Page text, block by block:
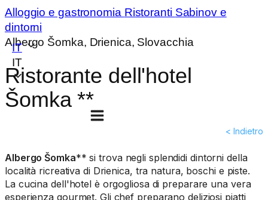
IT
IT
Alloggio e gastronomia Ristoranti Sabinov e
dintorni
Albergo Šomka, Drienica, Slovacchia
Ristorante dell'hotel
Šomka **
< Indietro
Albergo Šomka** si trova negli splendidi dintorni della
località ricreativa di Drienica, tra natura, boschi e piste.
La cucina dell'hotel è orgogliosa di preparare una vera
esperienza gourmet. Gli chef preparano deliziosi piatti